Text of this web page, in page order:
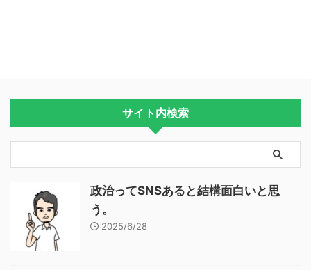
サイト内検索
政治ってSNSあると結構面白いと思
う。
2025/6/28